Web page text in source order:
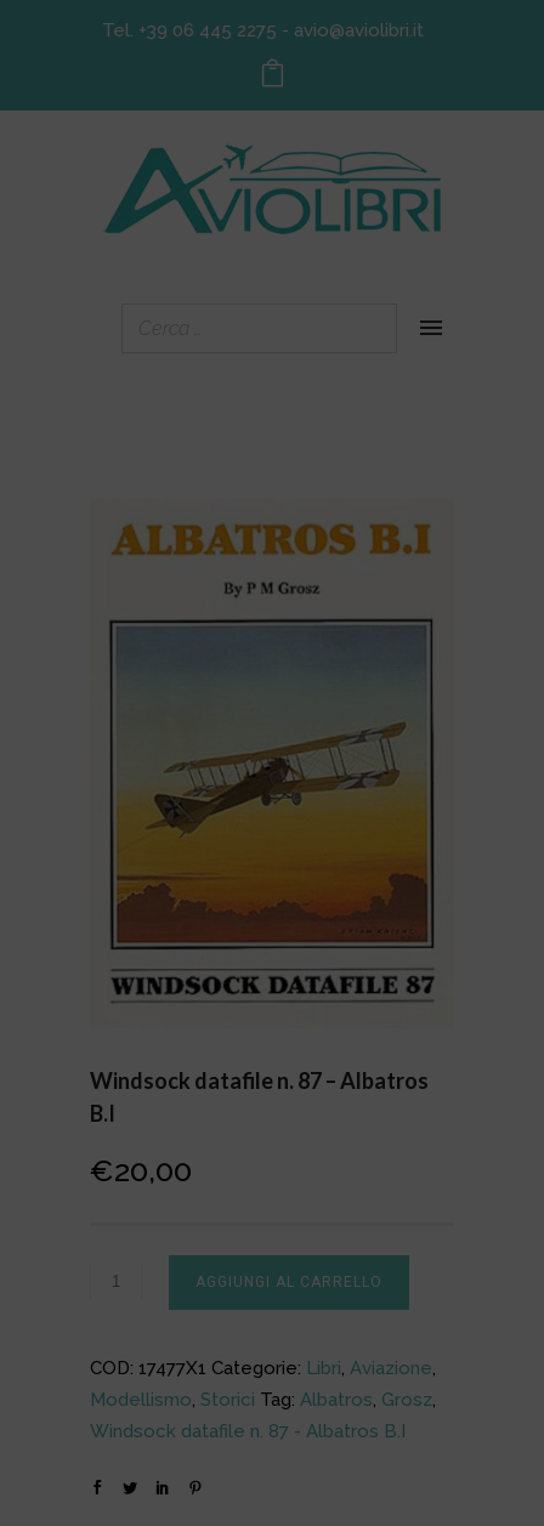
Tel. +39 06 445 2275 - avio@aviolibri.it
Windsock datafile n. 87 – Albatros
B.I
€20,00
AGGIUNGI AL CARRELLO
COD: 17477X1 Categorie: Libri, Aviazione,
Modellismo, Storici Tag: Albatros, Grosz,
Windsock datafile n. 87 - Albatros B.I